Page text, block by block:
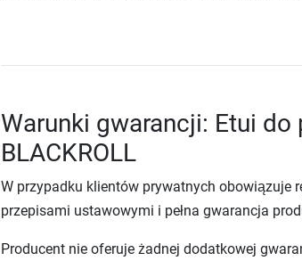
Warunki gwarancji: Etui
BLACKROLL
W przypadku klientów prywatnych obowiązuje
przepisami ustawowymi i pełna gwarancja
Producent nie oferuje żadnej dodatkowej